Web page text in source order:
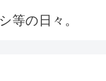
等の日々。